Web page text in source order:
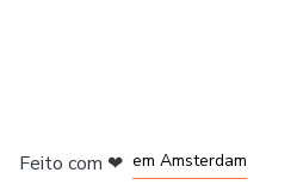
Feito com ❤ em Amsterdam